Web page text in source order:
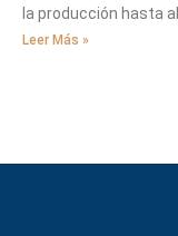
la producción hasta
Leer Más »